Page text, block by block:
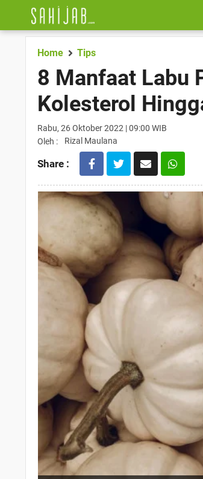
Home Tips
8 Manfaat Labu
Kolesterol
Rabu, 26 Oktober 2022 | 09:00 WIB
Oleh :
Rizal Maulana
Share :